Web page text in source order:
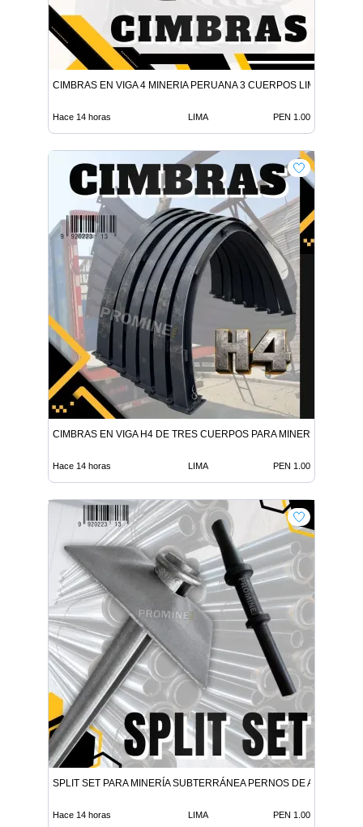
CIMBRAS EN VIGA 4 MINERIA PERUANA 3 CUERPOS LIMA
Hace 14 horas LIMA PEN 1.00
CIMBRAS EN VIGA H4 DE TRES CUERPOS PARA MINERÍA
Hace 14 horas LIMA PEN 1.00
SPLIT SET PARA MINERÍA SUBTERRÁNEA PERNOS DE ANCLAJE
Hace 14 horas LIMA PEN 1.00